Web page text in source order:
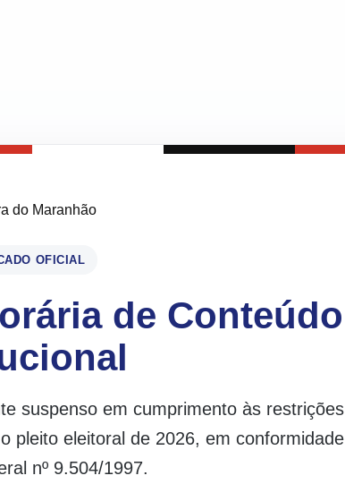
OFICIAL
de Conteúdo
suspenso em cumprimento às restrições
pleito eleitoral de 2026, em conformidade
nº 9.504/1997.